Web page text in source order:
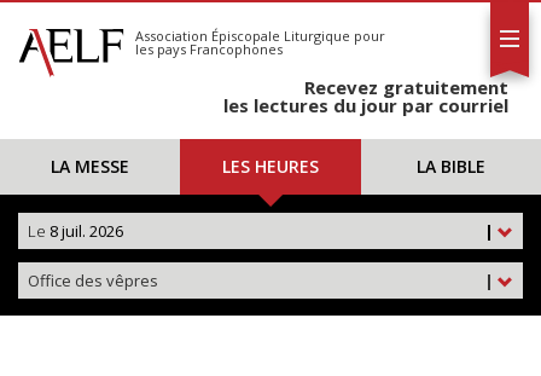
S'abonner
Calendrier
Association Épiscopale Liturgique pour
les pays Francophones
Recevez gratuitement
les lectures du jour par courriel
LA MESSE LES HEURES LA BIBLE
|
Le 8 juil. 2026
|
Office des vêpres